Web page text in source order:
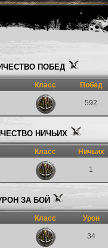
ПОБЕД
Класс Побед
592
НИЧЬИХ
Класс Ничьих
1
ЗА БОЙ
Класс Урон
34